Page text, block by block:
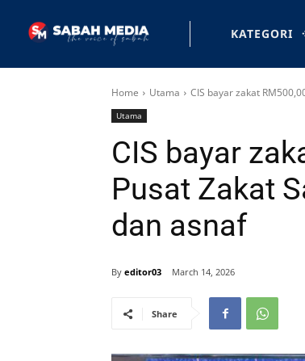
KATEGORI
Home Utama CIS bayar zakat
Utama
CIS bayar
Pusat Zakat
dan asnaf
By editor03 March 14, 2026
Share